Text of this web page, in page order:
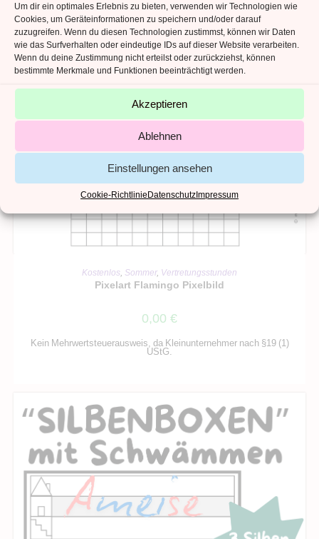
Um dir ein optimales Erlebnis zu bieten, verwenden wir Technologien wie
Cookies, um Geräteinformationen zu speichern und/oder darauf
zuzugreifen. Wenn du diesen Technologien zustimmst, können wir Daten
wie das Surfverhalten oder eindeutige IDs auf dieser Website verarbeiten.
Wenn du deine Zustimmung nicht erteilst oder zurückziehst, können
bestimmte Merkmale und Funktionen beeinträchtigt werden.
Akzeptieren
Ablehnen
Einstellungen ansehen
Cookie-RichtlinieDatenschutzImpressum
IN DEN WARENKORB
Kostenlos, Sommer, Vertretungsstunden
Pixelart Flamingo Pixelbild
0,00 €
Kein Mehrwertsteuerausweis, da Kleinunternehmer nach §19 (1)
UStG.